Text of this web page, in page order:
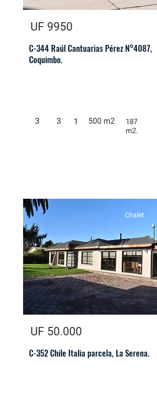
UF 9950
C-344 Raúl Cantuarias Pérez N°4087,
Coquimbo.
3 3 1 500 m2
187
m2.
Chalet
UF 50.000
C-352 Chile Italia parcela, La Serena.